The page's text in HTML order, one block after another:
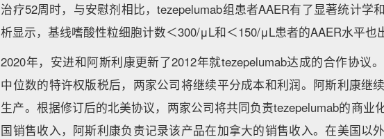
治疗52周时，与安慰剂相比，tezepelumab组患者AAER有了显著统计学
析显示，基线嗜酸性粒细胞计数＜300/μL和＜150/μL患者的AAER水平也
2020年，安进和阿斯利康更新了2012年就tezepelumab达成的合作协议
中位数的特许权版税后，两家公司将继续平分成本和利润。阿斯利康继
生产。根据修订后的北美协议，两家公司将共同负责tezepelumab的商业
国销售收入，阿斯利康负责记录该产品在加拿大的销售收入。在美国以